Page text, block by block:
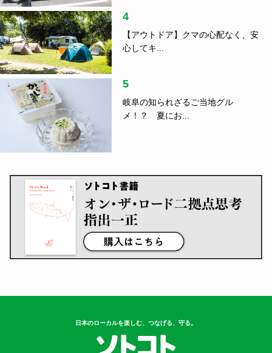
4
【アウトドア】クマの心配なく、安
心してキ...
5
岐阜の知られざるご当地グル
メ！？ 夏にお...
日本のローカルを楽しむ、つなげる、守る。